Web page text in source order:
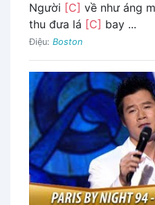
Người [C] về như áng
thu đưa lá [C] bay ...
Điệu: Boston